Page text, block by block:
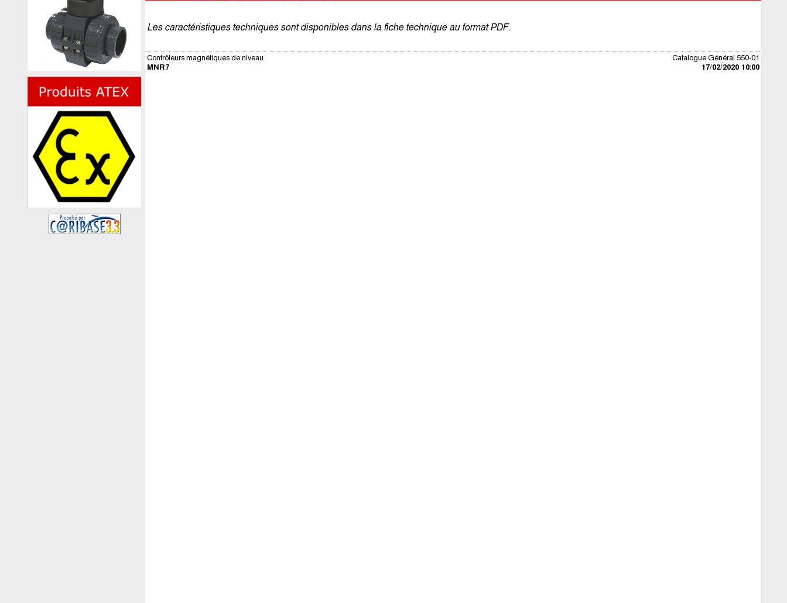
Les caractéristiques techniques sont disponibles dans la fiche technique au format PDF.
Catalogue Général 550-01
17/02/2020 10:00
Contrôleurs magnétiques de niveau
MNR7